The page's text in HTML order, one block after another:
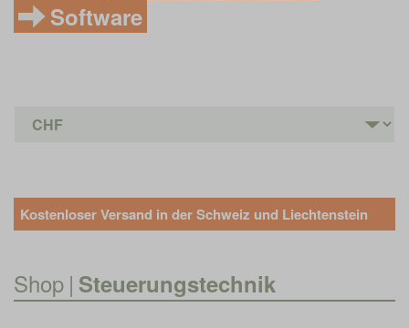
Software
Kostenloser Versand in der Schweiz und Liechtenstein
Shop | Steuerungstechnik